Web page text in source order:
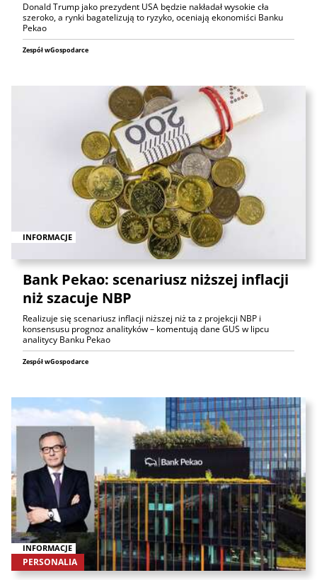
Donald Trump jako prezydent USA będzie nakładał wysokie cła
szeroko, a rynki bagatelizują to ryzyko, oceniają ekonomiści Banku
Pekao
Zespół wGospodarce
INFORMACJE
Bank Pekao: scenariusz niższej inflacji
niż szacuje NBP
Realizuje się scenariusz inflacji niższej niż ta z projekcji NBP i
konsensusu prognoz analityków – komentują dane GUS w lipcu
analitycy Banku Pekao
Zespół wGospodarce
INFORMACJE
PERSONALIA